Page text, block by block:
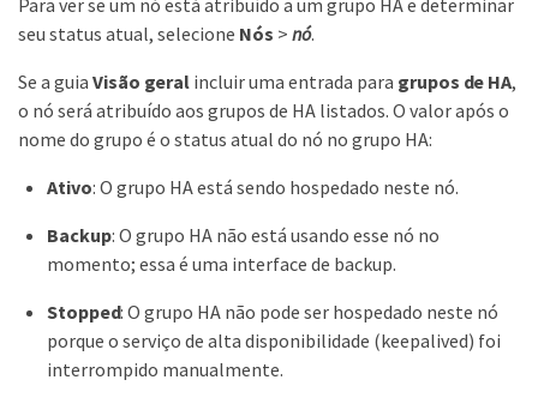
Para ver se um nó está atribuído a um grupo HA e determinar
seu status atual, selecione Nós > nó.
Se a guia Visão geral incluir uma entrada para grupos de HA,
o nó será atribuído aos grupos de HA listados. O valor após o
nome do grupo é o status atual do nó no grupo HA:
Ativo: O grupo HA está sendo hospedado neste nó.
Backup: O grupo HA não está usando esse nó no
momento; essa é uma interface de backup.
Stopped: O grupo HA não pode ser hospedado neste nó
porque o serviço de alta disponibilidade (keepalived) foi
interrompido manualmente.